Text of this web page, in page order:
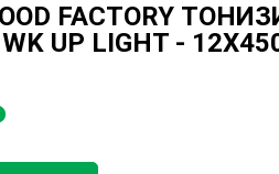
FACTORY
UP LIGHT -